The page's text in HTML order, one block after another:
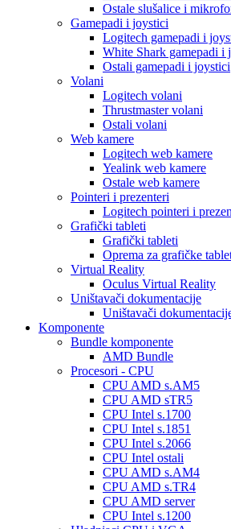
Ostale slušalice i
Gamepadi i joystici
Logitech gamepadi i
White Shark gamepadi i
Ostali gamepadi i joystici
Volani
Logitech volani
Thrustmaster volani
Ostali volani
Web kamere
Logitech web kamere
Yealink web kamere
Ostale web kamere
Pointeri i prezenteri
Logitech pointeri i
Grafički tableti
Grafički tableti
Oprema za grafičke
Virtual Reality
Oculus Virtual Reality
Uništavači dokumentacije
Uništavači
Komponente
Bundle komponente
AMD Bundle
Procesori - CPU
CPU AMD s.AM5
CPU AMD sTR5
CPU Intel s.1700
CPU Intel s.1851
CPU Intel s.2066
CPU Intel ostali
CPU AMD s.AM4
CPU AMD s.TR4
CPU AMD server
CPU Intel s.1200